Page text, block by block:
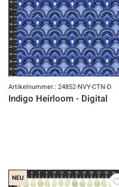
Artikelnummer.: 24852-NVY-CTN-D
Indigo Heirloom - Digital
NEU